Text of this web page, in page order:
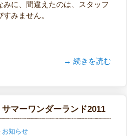
みに、間違えたのは、スタッフ
みません。
→ 続きを読む
マーワンダーランド2011
お知らせ